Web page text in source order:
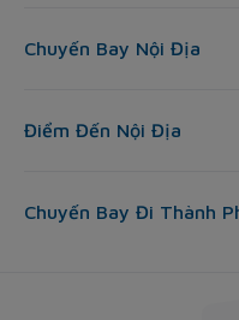
Chuyến Bay Nội Địa
Điểm Đến Nội Địa
Chuyến Bay Đi Thành